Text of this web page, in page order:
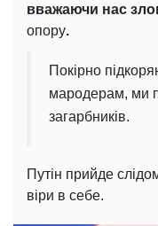
вважаючи нас
опору.
Покірно
мародерам, ми
загарбників.
Путін прийде
віри в себе.